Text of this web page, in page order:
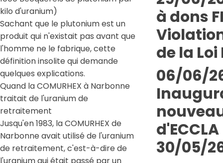
kilo d'uranium)
Sachant que le plutonium est un
produit qui n'existait pas avant que
l'homme ne le fabrique, cette
définition insolite qui demande
quelques explications.
Quand la COMURHEX à Narbonne
traitait de l'uranium de
retraitement
Jusqu'en 1983, la COMURHEX de
Narbonne avait utilisé de l'uranium
de retraitement, c'est-à-dire de
à dons
de la
06/06/
30/05/